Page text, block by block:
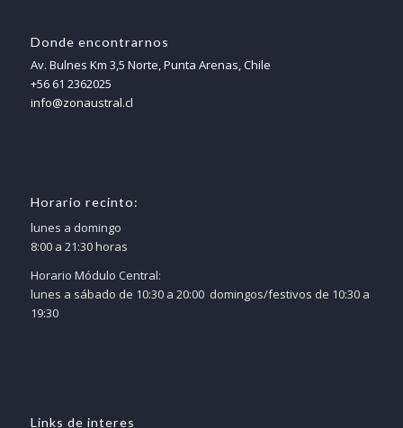
Donde encontrarnos
Av. Bulnes Km 3,5 Norte, Punta Arenas, Chile
+56 61 2362025
info@zonaustral.cl
Horario recinto:
lunes a domingo
8:00 a 21:30 horas
Horario Módulo Central:
lunes a sábado de 10:30 a 20:00 domingos/festivos de 10:30 a
19:30
Links de interes